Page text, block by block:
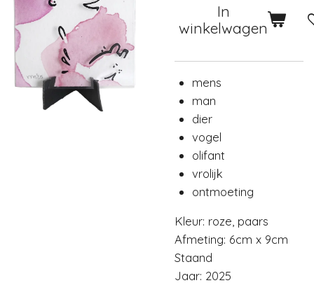
In
winkelwagen
mens
man
dier
vogel
olifant
vrolijk
ontmoeting
Kleur: roze, paars
Afmeting: 6cm x 9cm
Staand
Jaar: 2025